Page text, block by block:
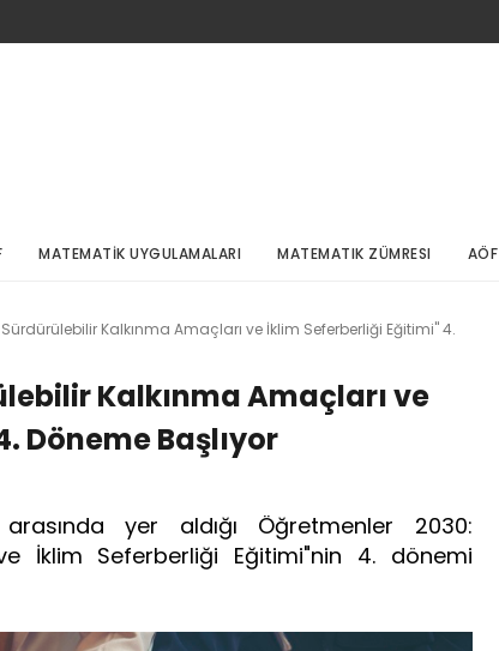
MATEMATİK UYGULAMALARI MATEMATIK ZÜMRESI AÖF
Kalkınma Amaçları ve İklim Seferberliği Eğitimi" 4.
Kalkınma Amaçları ve
Döneme Başlıyor
yer aldığı Öğretmenler 2030:
İklim Seferberliği Eğitimi"nin 4. dönemi